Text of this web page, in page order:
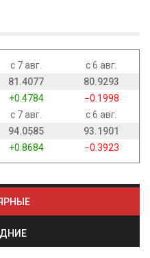
с 7 авг.
с 6 авг.
81.4077
80.9293
+0.4784
−0.1998
с 7 авг.
с 6 авг.
94.0585
93.1901
+0.8684
−0.3923